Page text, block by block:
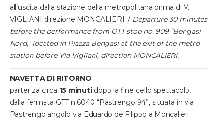
all’uscita dalla stazione della metropolitana prima di V.
VIGLIANI direzione MONCALIERI. / Departure 30 minutes
before the performance from GTT stop no. 909 “Bengasi
Nord,” located in Piazza Bengasi at the exit of the metro
station before Via Vigliani, direction MONCALIERI.
NAVETTA DI RITORNO
partenza circa 15 minuti dopo la fine dello spettacolo,
dalla fermata GTT n 6040 “Pastrengo 94”, situata in via
Pastrengo angolo via Eduardo de Filippo a Moncalieri